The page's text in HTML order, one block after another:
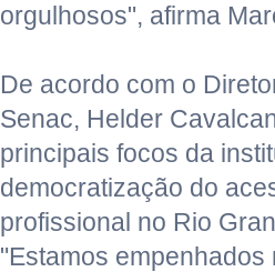
orgulhosos", afirma
De acordo com o
Senac, Helder
principais focos da
democratização do
profissional no Rio
"Estamos